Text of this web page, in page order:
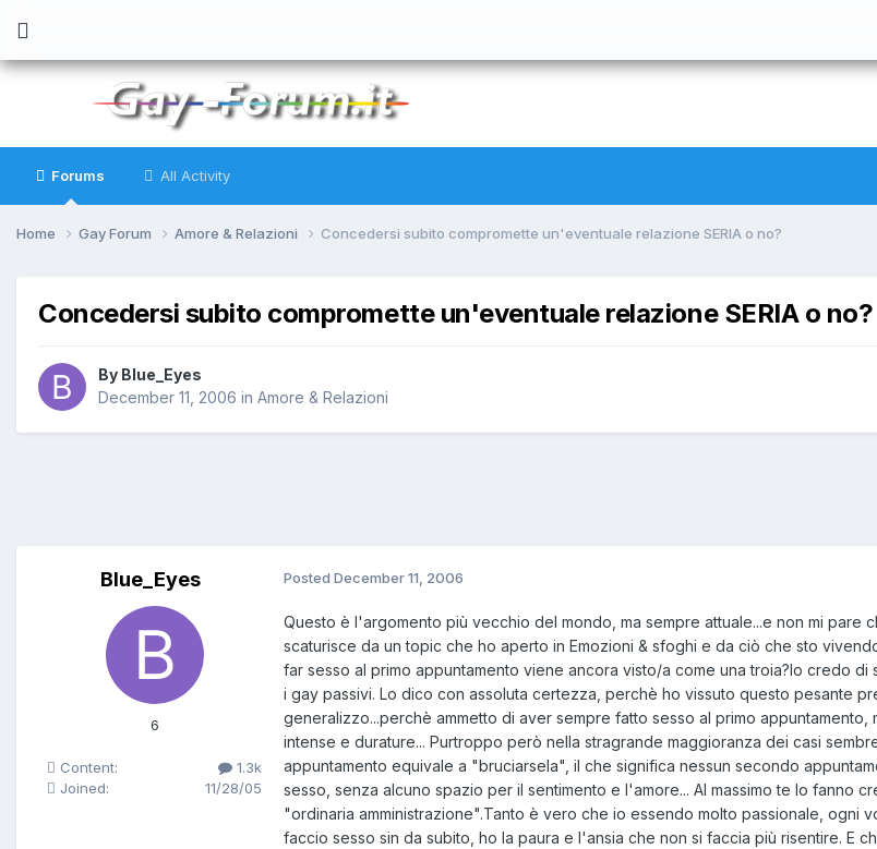
Forums All Activity
Home Gay Forum Amore & Relazioni Concedersi subito compromette un'eventuale relazione SERIA o no?
Concedersi subito compromette un'eventuale relazione SERIA o no?
By Blue_Eyes
December 11, 2006 in Amore & Relazioni
Blue_Eyes
6
Content:
1.3k
Joined:
11/28/05
Posted December 11, 2006
Questo è l'argomento più vecchio del mondo, ma sempre attuale...e non mi
scaturisce da un topic che ho aperto in Emozioni & sfoghi e da ciò che sto
far sesso al primo appuntamento viene ancora visto/a come una troia?Io credo
i gay passivi. Lo dico con assoluta certezza, perchè ho vissuto questo pesante
generalizzo...perchè ammetto di aver sempre fatto sesso al primo
intense e durature... Purtroppo però nella stragrande maggioranza dei casi
appuntamento equivale a "bruciarsela", il che significa nessun secondo
sesso, senza alcuno spazio per il sentimento e l'amore... Al massimo te lo fanno
"ordinaria amministrazione".Tanto è vero che io essendo molto passionale, ogni
faccio sesso sin da subito, ho la paura e l'ansia che non si faccia più risentire. E